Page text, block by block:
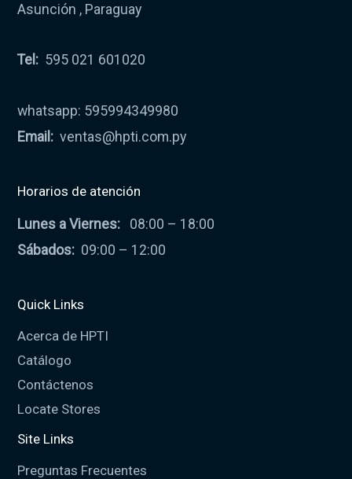
Asunción , Paraguay
Tel: 595 021 601020
whatsapp: 595994349980
Email: ventas@hpti.com.py
Horarios de atención
Lunes a Viernes: 08:00 – 18:00
Sábados: 09:00 – 12:00
Quick Links
Acerca de HPTI
Catálogo
Contáctenos
Locate Stores
Site Links
Preguntas Frecuentes